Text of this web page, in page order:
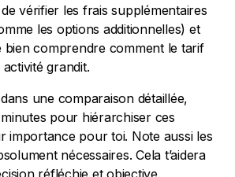
de vérifier les frais supplémentaires
les options additionnelles) et
bien comprendre comment le tarif
grandit.
une comparaison détaillée,
pour hiérarchiser ces
importance pour toi. Note aussi les
nécessaires. Cela t’aidera
réfléchie et objective.